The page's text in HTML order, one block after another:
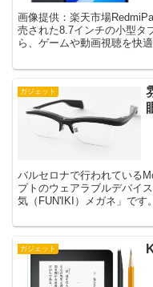
画像提供：楽天市場
売された8.7インチの小型タ
ら、ゲームや動画視聴を快
ガジェット
バルセロナで行われている
プトのウェアラブルデバイ
気（FUN'IKI）メガネ」です
ガジェット